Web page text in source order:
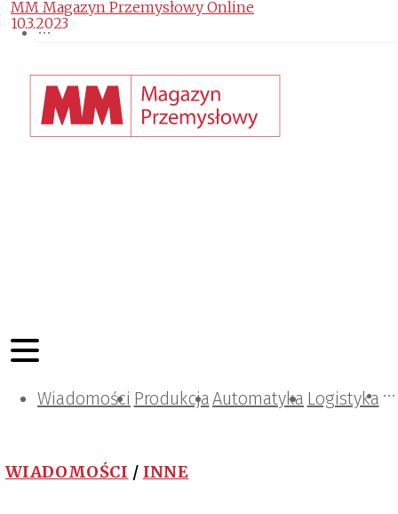
Wiadomości ProdukcjaAutomatyka Logistyka
Projektowanie i konstrukcje
Zarządzanie i IT
Tematy specjalne
WIADOMOŚCI / INNE
MM Magazyn Przemysłowy Online
10.3.2023